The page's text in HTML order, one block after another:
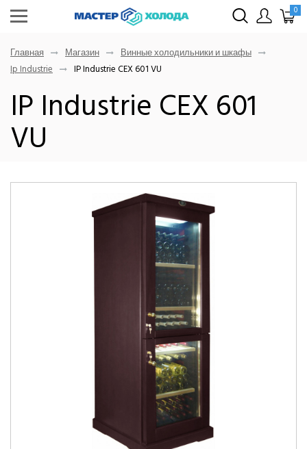
0
Главная Магазин
Винные холодильники и шкафы
Ip Industrie
IP Industrie CEX 601 VU
IP Industrie CEX 601
VU